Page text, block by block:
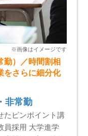
勤）／時間割相
をさらに細分化
非常勤
たピンポイント講
員採用 大学進学